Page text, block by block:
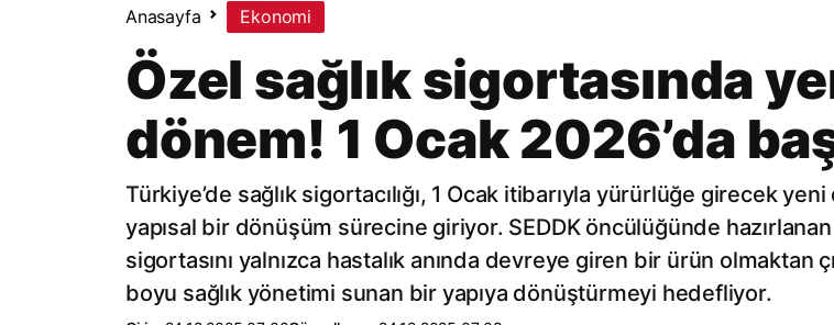
Anasayfa Ekonomi
Özel sağlık sigortasında
dönem! 1 Ocak 2026’da
Türkiye’de sağlık sigortacılığı, 1 Ocak itibarıyla yürürlüğe girecek
yapısal bir dönüşüm sürecine giriyor. SEDDK öncülüğünde
sigortasını yalnızca hastalık anında devreye giren bir ürün olmaktan
boyu sağlık yönetimi sunan bir yapıya dönüştürmeyi hedefliyor.